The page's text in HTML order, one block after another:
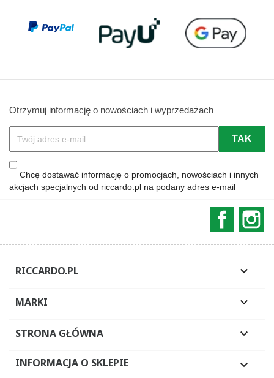
Otrzymuj informację o nowościach i wyprzedażach
Chcę dostawać informację o promocjach, nowościach i innych
akcjach specjalnych od riccardo.pl na podany adres e-mail
RICCARDO.PL 
MARKI 
STRONA GŁÓWNA 
INFORMACJA O SKLEPIE 